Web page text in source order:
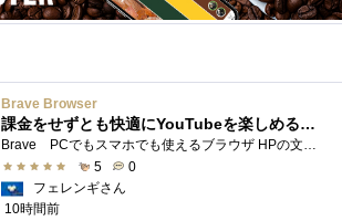
Brave Browser
課金をせずとも快適にYouTubeを楽しめるようになったよ
5
0
フェレンギさん
10時間前